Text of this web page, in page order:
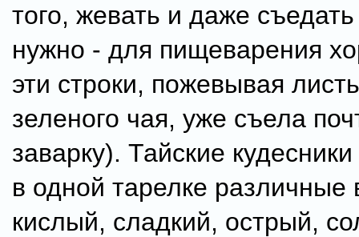
того, жевать и даже
нужно - для пищеварения
эти строки, пожевывая
зеленого чая, уже съела
заварку). Тайские
в одной тарелке различные
кислый, сладкий, острый,